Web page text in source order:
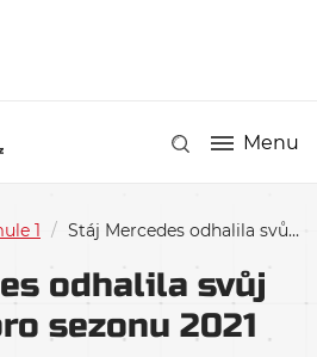
Menu
1 / Stáj Mercedes odhalila svůj monopost pro sezonu 2021
odhalila svůj
sezonu 2021